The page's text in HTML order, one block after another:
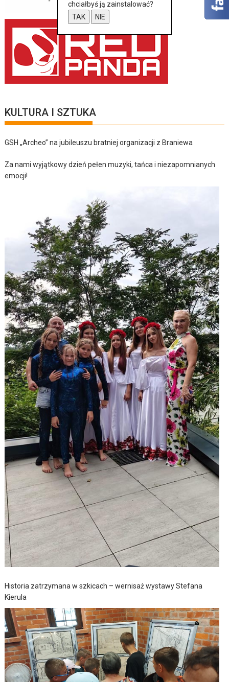
KULTURA I SZTUKA
GSH „Archeo” na jubileuszu bratniej organizacji z Braniewa
Za nami wyjątkowy dzień pełen muzyki, tańca i niezapomnianych
emocji!
Historia zatrzymana w szkicach – wernisaż wystawy Stefana
Kierula
chciałbyś ją zainstalować?
TAK
NIE